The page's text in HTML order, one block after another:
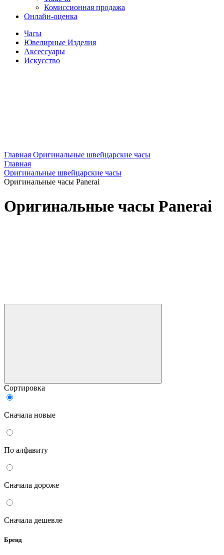
Комиссионная продажа
Онлайн-оценка
Часы
Ювелирные Изделия
Аксессуары
Искусство
Главная Оригинальные швейцарские часы
Главная
Оригинальные швейцарские часы
Оригинальные часы Panerai
Оригинальные часы Panerai
Сортировка
Сначала новые
По алфавиту
Сначала дороже
Сначала дешевле
Бренд